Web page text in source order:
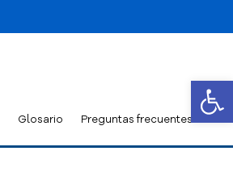
Glosario Preguntas frecuentes